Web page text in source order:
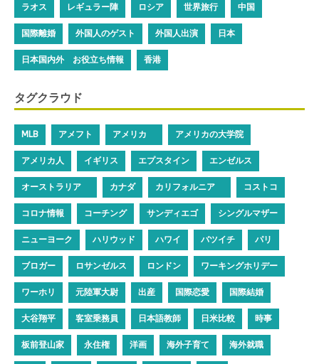
ラオス レギュラー陣 ロシア 世界旅行 中国
国際離婚 外国人のゲスト 外国人出演 日本
日本国内外 お役立ち情報 香港
タグクラウド
MLB アメフト アメリカ アメリカの大学院
アメリカ人 イギリス エプスタイン エンゼルス
オーストラリア カナダ カリフォルニア コストコ
コロナ情報 コーチング サンディエゴ シングルマザー
ニューヨーク ハリウッド ハワイ バツイチ パリ
ブロガー ロサンゼルス ロンドン ワーキングホリデー
ワーホリ 元陸軍大尉 出産 国際恋愛 国際結婚
大谷翔平 客室乗務員 日本語教師 日米比較 時事
板前登山家 永住権 洋画 海外子育て 海外就職